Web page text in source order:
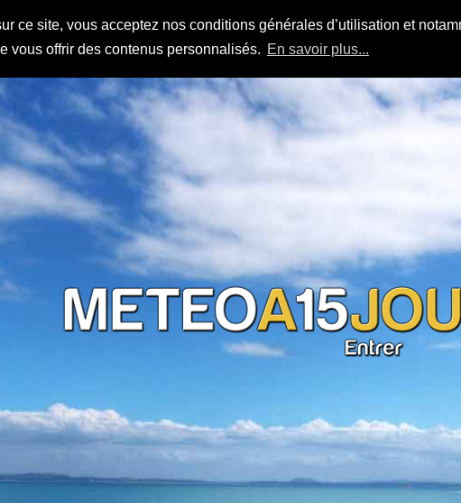
ce site, vous acceptez nos conditions générales d’utilisation et
vous offrir des contenus personnalisés. En savoir plus...